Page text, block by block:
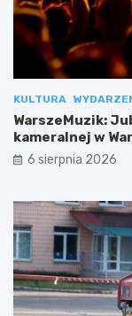
KULTURA
WarszeMuzik:
kameralnej w
6 sierpnia 2026